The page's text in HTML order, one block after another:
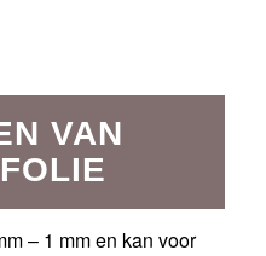
VAN
– 1 mm en kan voor